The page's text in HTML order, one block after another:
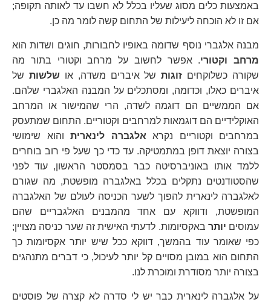
באמצעות כלים מסוג שעליו בכלל לא חשבו עד לאותה תקופה;
אם זו לא הוכחה ליעילות של התחום קשה לומר מה כן.
מבנה אלגברי נוסף שדומה באופיו לחבורות, חוגים ושדות הוא
מרחב וקטורי. אפשר לחשוב על מרחב וקטורי בתור מה
שקורה כשלוקחים זוגותשל איברים משדה, אושלשות של
איברים כאלו, וכדומה, ומסתכלים על המבנה האלגברי שלהם.
אם הממשיים הם דוגמה לשדה, הרי שהמישור או המרחב
האוקלידיים הם דוגמאות למרחבים וקטוריים. התחום שמתעסק
במרחבים וקטוריים נקרא אלגברה לינארית והוא שימושי
בצורה יוצאת דופן במתמטיקה. עד כדי כך שעל פי רוב בוחרים
ללמד אותו באוניברסיטה כבר בסמסטר הראשון, עוד לפני
שהסטודנטים נתקלים בכלל באלגברה מופשטת, מה שגורם
לאלגברה לינארית להפוך לשער הכניסה לעולם של האלגברה
המופשטת, ודווקא עם אחד מהמבנים האלגבריים שהם
עמוסים יותר באקסיומות. לדעתי האישית זה שער כניסה מצויין;
כפי שאומר עוד בהמשך, דווקא ככל שיש יותר אקסיומות כך
התחום הוא במובן מסויים קל יותר לעיכול, כי דברים מתנהגים
בצורה יותר מסודרת ומוכרת לנו.
על אלגברה לינארית כבר יש לי סדרה לא קצרה של פוסטים